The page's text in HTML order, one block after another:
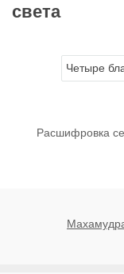
света
Четыре
Расшифровка